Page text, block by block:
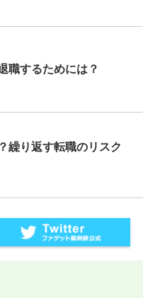
職するためには？
繰り返す転職のリスク